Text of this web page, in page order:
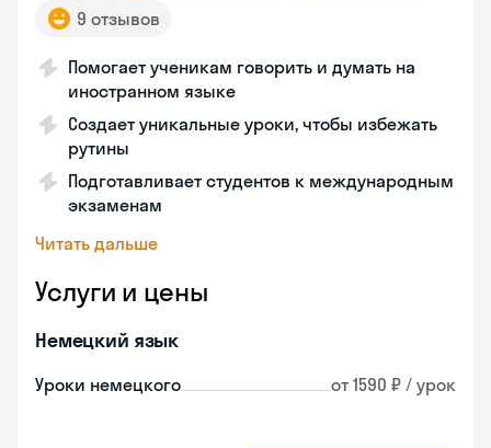
9 отзывов
Помогает ученикам говорить и думать на
иностранном языке
Создает уникальные уроки, чтобы избежать
рутины
Подготавливает студентов к международным
экзаменам
Читать дальше
Услуги и цены
Немецкий язык
Уроки немецкого от 1590 ₽ / урок